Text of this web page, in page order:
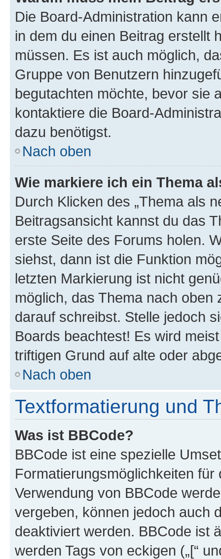
Die Board-Administration kann
in dem du einen Beitrag erstellt
müssen. Es ist auch möglich,
Gruppe von Benutzern
begutachten möchte, bevor sie
kontaktiere die Board-
dazu benötigst.
Nach oben
Wie markiere ich ein Thema
Durch Klicken des „Thema als
Beitragsansicht kannst du das
erste Seite des Forums holen.
siehst, dann ist die Funktion
letzten Markierung ist nicht
möglich, das Thema nach oben
darauf schreibst. Stelle jedoch
Boards beachtest! Es wird
triftigen Grund auf alte oder
Nach oben
Textformatierung und
Was ist BBCode?
BBCode ist eine spezielle
Formatierungsmöglichkeiten
Verwendung von BBCode
vergeben, können jedoch auch
deaktiviert werden. BBCode ist
werden Tags von eckigen („[“